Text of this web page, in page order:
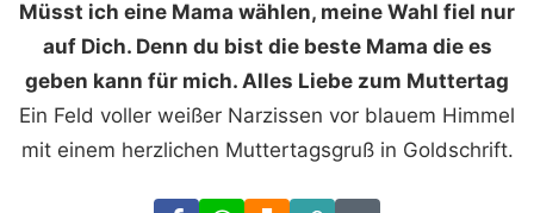
Müsst ich eine Mama wählen, meine Wahl fiel nur
auf Dich. Denn du bist die beste Mama die es
geben kann für mich. Alles Liebe zum Muttertag
Ein Feld voller weißer Narzissen vor blauem Himmel
mit einem herzlichen Muttertagsgruß in Goldschrift.